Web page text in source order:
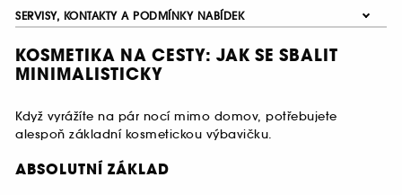
SERVISY, KONTAKTY A PODMÍNKY NABÍDEK
KOSMETIKA NA CESTY: JAK SE SBALIT
MINIMALISTICKY
Když vyrážíte na pár nocí mimo domov, potřebujete
alespoň základní kosmetickou výbavičku.
ABSOLUTNÍ ZÁKLAD